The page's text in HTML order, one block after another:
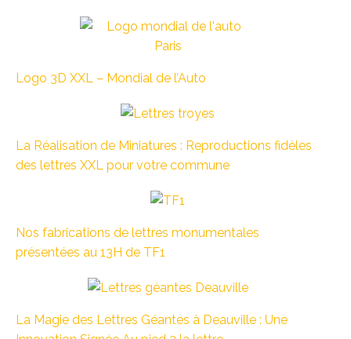
Logo 3D XXL – Mondial de l’Auto
La Réalisation de Miniatures : Reproductions fidèles
des lettres XXL pour votre commune
Nos fabrications de lettres monumentales
présentées au 13H de TF1
La Magie des Lettres Géantes à Deauville : Une